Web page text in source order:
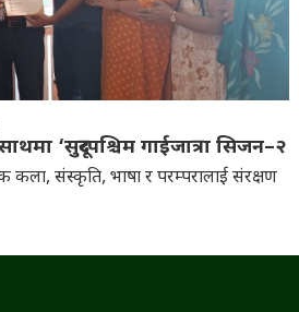
‘सुदूरपश्चिम गाईजात्रा सिजन–२
कला, संस्कृति, भाषा र परम्परालाई संरक्षण